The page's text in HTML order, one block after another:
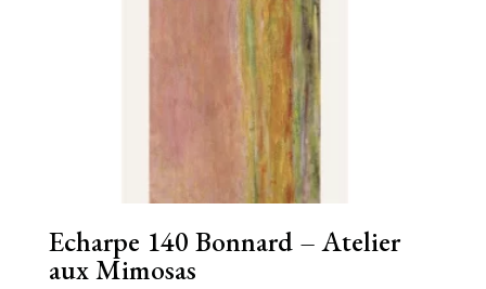
Echarpe 140 Bonnard – Atelier
aux Mimosas